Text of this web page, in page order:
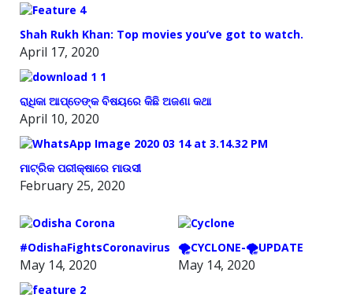
Shah Rukh Khan: Top movies you’ve got to watch.
April 17, 2020
ରାଧିକା ଆପ୍ତେଙ୍କ ବିଷୟରେ କିଛି ଅଜଣା କଥା
April 10, 2020
ମାଟ୍ରିକ ପରୀକ୍ଷାରେ ମାଉସୀ
February 25, 2020
#OdishaFightsCoronavirus
May 14, 2020
🌪️CYCLONE-🌪️UPDATE
May 14, 2020